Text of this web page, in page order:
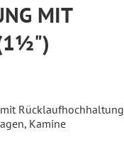
MIT
Rücklaufhochhaltung
Kamine